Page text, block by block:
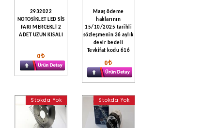
2932022
NOTOSİKLET LED SİS
FARI MERCEKLİ 2
ADET UZUN KISALI
0
Maaş ödeme
haklarının
15/10/2025 tarihli
sözleşmenin 36 aylık
devir bedeli
Tevkifat kodu 616
0
Stokda Yok Stokda Yok